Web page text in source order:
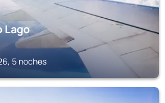
Lago
5 noches